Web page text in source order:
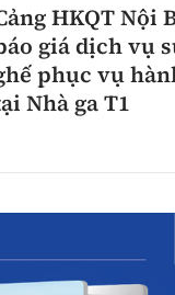
HKQT Nội
giá dịch vụ
phục vụ
Nhà ga T1